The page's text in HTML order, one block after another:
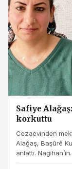
Safiye
korkuttu
Cezaevinden
Alağaş, Başûrê
anlattı.